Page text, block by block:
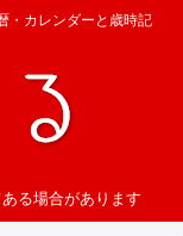
・カレンダーと歳時記
る場合があります